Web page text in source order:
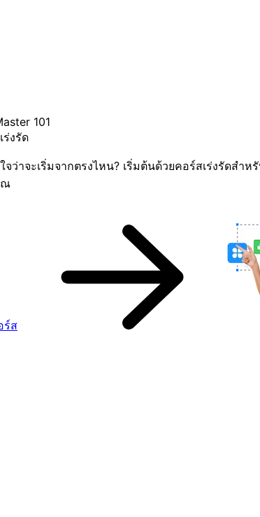
101
ร่งรัด
จว่าจะเริ่มจากตรงไหน? เริ่มต้นด้วยคอร์สเร่งรัดสำห
ณ
ร์ส